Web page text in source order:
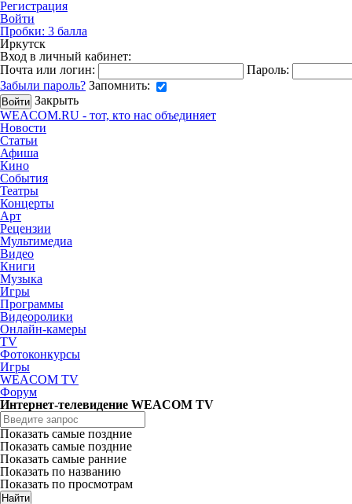
Регистрация
Войти
Пробки: 3 балла
Иркутск
Вход в личный кабинет:
Почта или логин:
Пароль:
Забыли пароль? Запомнить:
Закрыть
WEACOM.RU - тот, кто нас объединяет
Новости
Статьи
Афиша
Кино
События
Театры
Концерты
Арт
Рецензии
Мультимедиа
Видео
Книги
Музыка
Игры
Программы
Видеоролики
Онлайн-камеры
TV
Фотоконкурсы
Игры
WEACOM TV
Форум
Интернет-телевидение WEACOM TV
Показать самые поздние
Показать самые поздние
Показать самые ранние
Показать по названию
Показать по просмотрам